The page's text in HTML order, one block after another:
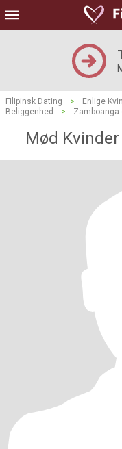
Filipinsk Dating > Enlige
Beliggenhed
> Zamboanga
Mød